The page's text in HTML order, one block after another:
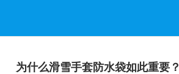
为什么滑雪手套防水袋如此重要？